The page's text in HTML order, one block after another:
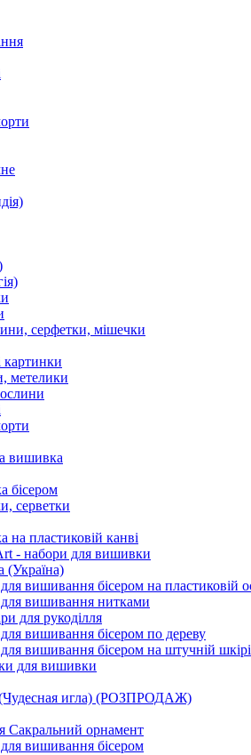
серфетки, мішечки
картинки
метелики
вишивка
бісером
серветки
на пластиковій канві
- набори для вишивки
(Україна)
вишивання бісером на пластиковій
вишивання нитками
для рукоділля
вишивання бісером по дереву
вишивання бісером на штучній шкірі
для вишивки
игла) (РОЗПРОДАЖ)
Сакральний орнамент
вишивання бісером